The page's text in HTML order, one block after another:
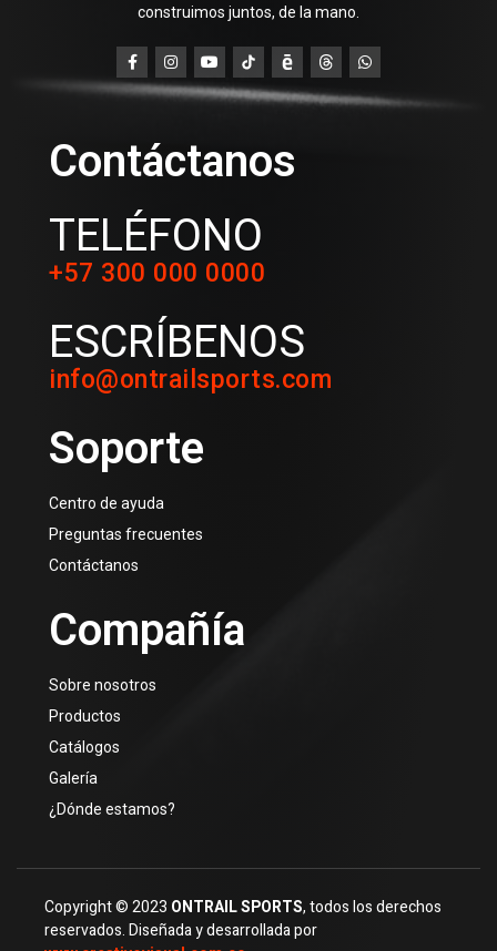
construimos juntos, de la mano.
Contáctanos
TELÉFONO
+57 300 000 0000
ESCRÍBENOS
info@ontrailsports.com
Soporte
Centro de ayuda
Preguntas frecuentes
Contáctanos
Compañía
Sobre nosotros
Productos
Catálogos
Galería
¿Dónde estamos?
Copyright © 2023 ONTRAIL SPORTS, todos los derechos
reservados. Diseñada y desarrollada por